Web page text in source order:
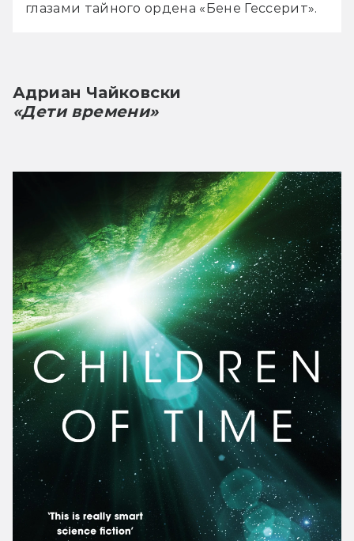
глазами тайного ордена «Бене Гессерит».
Адриан Чайковски
«Дети времени»